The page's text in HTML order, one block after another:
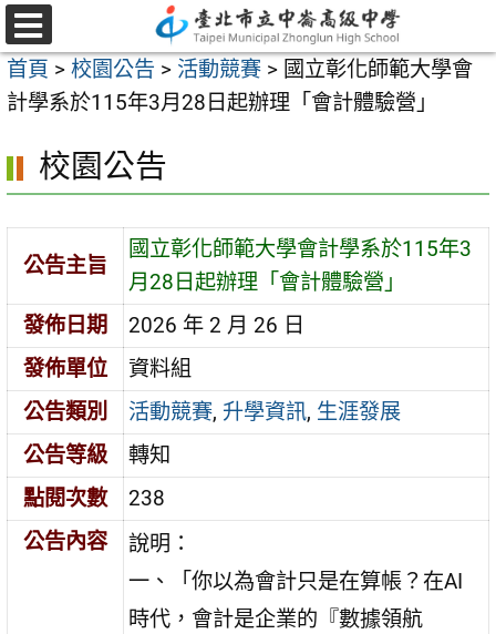
跳
至
主
要
容
選
單
首頁 > 校園公告 > 活動競賽 > 國立彰化師範大學會
計學系於115年3月28日起辦理「會計體驗營」
校園公告
公告主旨
國立彰化師範大學會計學系於115年3
月28日起辦理「會計體驗營」
發佈日期
2026 年 2 月 26 日
發佈單位
資料組
公告類別
活動競賽, 升學資訊, 生涯發展
公告等級
轉知
點閱次數
238
公告內容
說明：
一、「你以為會計只是在算帳？在AI
時代，會計是企業的『數據領航